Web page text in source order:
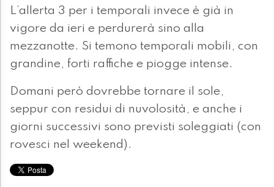
L’allerta 3 per i temporali invece è già in
vigore da ieri e perdurerà sino alla
mezzanotte. Si temono temporali mobili, con
grandine, forti raffiche e piogge intense.
Domani però dovrebbe tornare il sole,
seppur con residui di nuvolosità, e anche i
giorni successivi sono previsti soleggiati (con
rovesci nel weekend).